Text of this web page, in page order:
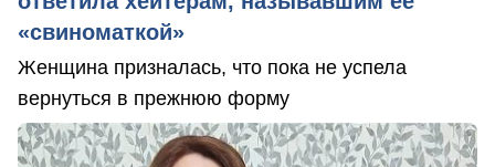
«свиноматкой»
Женщина призналась, что пока не успела
вернуться в прежнюю форму